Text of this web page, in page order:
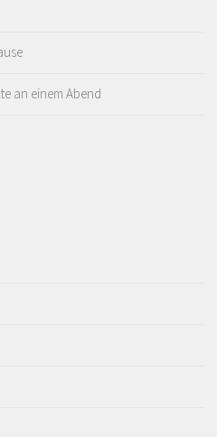
an einem Abend